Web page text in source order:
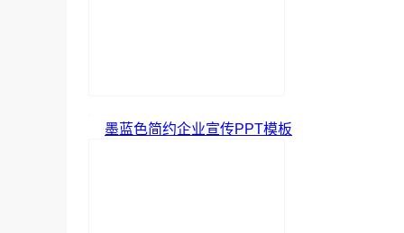
墨蓝色简约企业宣传PPT模板